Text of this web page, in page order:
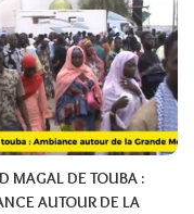
MAGAL DE TOUBA :
AUTOUR DE LA